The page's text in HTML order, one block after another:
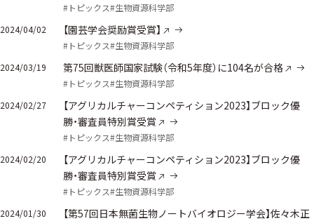
#トピックス#生物資源科学部
2024/04/02
【園芸学会奨励賞受賞】
#トピックス#生物資源科学部
2024/03/19
第75回獣医師国家試験（令和5年度）に104名が合格
#トピックス#生物資源科学部
2024/02/27
【アグリカルチャーコンペティション2023】ブロック優
勝・審査員特別賞受賞
#トピックス#生物資源科学部
2024/02/20
【アグリカルチャーコンペティション2023】ブロック優
勝・審査員特別賞受賞
#トピックス#生物資源科学部
2024/01/30
【第57回日本無菌生物ノートバイオロジー学会】佐々木正